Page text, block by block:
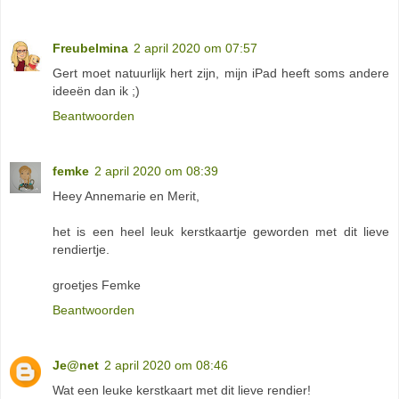
Freubelmina 2 april 2020 om 07:57
Gert moet natuurlijk hert zijn, mijn iPad heeft soms andere
ideeën dan ik ;)
Beantwoorden
femke 2 april 2020 om 08:39
Heey Annemarie en Merit,
het is een heel leuk kerstkaartje geworden met dit lieve
rendiertje.
groetjes Femke
Beantwoorden
Je@net 2 april 2020 om 08:46
Wat een leuke kerstkaart met dit lieve rendier!